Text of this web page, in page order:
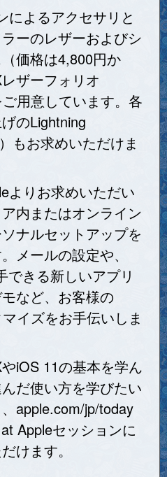
によるアクセサリと
ーのレザーおよびシ
価格は4,800円か
ザーフォリオ
ご用意しています。各
のLightning
もお求めいただけま
よりお求めいただい
内またはオンライン
ナルセットアップを
メールの設定や、
できる新しいアプリ
など、お客様の
イズをお手伝いしま
iOS 11の基本を学ん
だ使い方を学びたい
apple.com/jp/today
Appleセッションに
けます。